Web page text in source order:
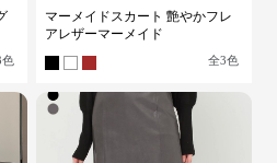
色
マーメイドスカート 艶やかフレ
アレザーマーメイド
全3色